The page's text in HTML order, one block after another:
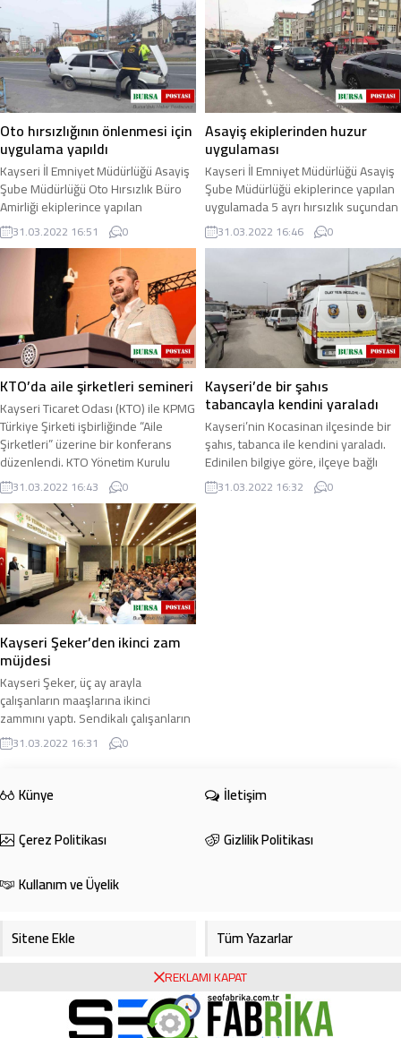
Oto hırsızlığının önlenmesi için
uygulama yapıldı
Kayseri İl Emniyet Müdürlüğü Asayiş
Şube Müdürlüğü Oto Hırsızlık Büro
Amirliği ekiplerince yapılan
uygulamada 148 araç ile 158 şahıs
incelenirken ...
31.03.2022 16:51 0
Asayiş ekiplerinden huzur
uygulaması
Kayseri İl Emniyet Müdürlüğü Asayiş
Şube Müdürlüğü ekiplerince yapılan
uygulamada 5 ayrı hırsızlık suçundan
aranması olan bir kişi yakalandı ...
31.03.2022 16:46 0
KTO’da aile şirketleri semineri
Kayseri Ticaret Odası (KTO) ile KPMG
Türkiye Şirketi işbirliğinde “Aile
Şirketleri” üzerine bir konferans
düzenlendi. KTO Yönetim Kurulu
Üyesi ...
31.03.2022 16:43 0
Kayseri’de bir şahıs
tabancayla kendini yaraladı
Kayseri’nin Kocasinan ilçesinde bir
şahıs, tabanca ile kendini yaraladı.
Edinilen bilgiye göre, ilçeye bağlı
Argıncık Kayabaşı Mahallesi 6386 ...
31.03.2022 16:32 0
Kayseri Şeker’den ikinci zam
müjdesi
Kayseri Şeker, üç ay arayla
çalışanların maaşlarına ikinci
zammını yaptı. Sendikalı çalışanların
ücretlerine yüzde 8 ila 13 oranında
zam ...
31.03.2022 16:31 0
Künye
İletişim
Çerez Politikası
Gizlilik Politikası
Kullanım ve Üyelik
Sitene Ekle
Tüm Yazarlar
Foto Galeri
Video Galeri
Bursa Haberleri
REKLAMI KAPAT